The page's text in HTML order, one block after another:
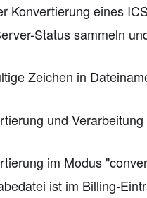
Konvertierung eines
Status sammeln
Zeichen in
und
im Modus
ist im Billing-